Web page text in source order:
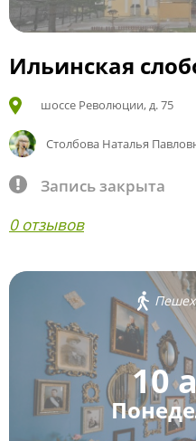
Ильинская
шоссе Революции, д. 75
Столбова Наталья
Запись закрыта
0 отзывов
10